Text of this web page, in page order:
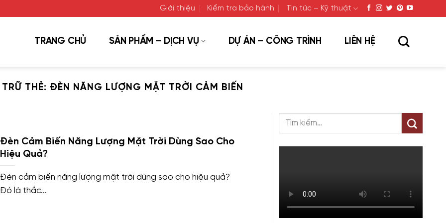
Giới thiệu Kiểm tra bảo hành Tin tức – Kỹ thuật
TRANG CHỦ SẢN PHẨM – DỊCH VỤ DỰ ÁN – CÔNG TRÌNH LIÊN HỆ
TRỮ THẺ: ĐÈN NĂNG LƯỢNG MẶT TRỜI CẢM BIẾN
Đèn Cảm Biến Năng Lượng Mặt Trời Dùng Sao Cho
Hiệu Quả?
Đèn cảm biến năng lượng mặt trời dùng sao cho hiệu quả?
Đó là thắc...